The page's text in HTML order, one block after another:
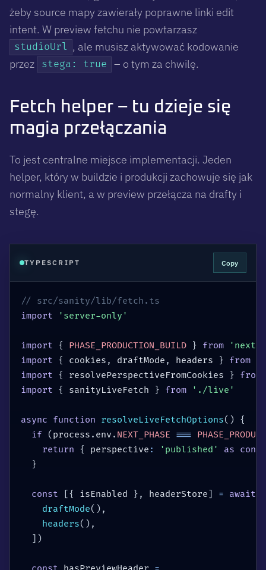
żeby source mapy zawierały poprawne linki edit
intent. W preview fetchu nie powtarzasz
studioUrl , ale musisz aktywować kodowanie
przez
stega: true – o tym za chwilę.
Fetch helper – tu dzieje się
magia przełączania
To jest centralne miejsce implementacji. Jeden
helper, który w buildzie i produkcji zachowuje się jak
normalny klient, a w preview przełącza na drafty i
stegę.
TYPESCRIPT Copy
// src/sanity/lib/fetch.ts
import
'server-only'
import { PHASE_PRODUCTION_BUILD } from
'next/
import { cookies , draftMode , headers } from
import { resolvePerspectiveFromCookies } from
import { sanityLiveFetch } from './live'
async function resolveLiveFetchOptions( ) {
if
( process . env . NEXT_PHASE ===
return { perspective : 'published' as const
}
const [{ isEnabled } , headerStore] = await
draftMode( ) ,
headers( ) ,
] )